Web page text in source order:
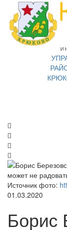
Источник фото:
01.03.2020
Борис